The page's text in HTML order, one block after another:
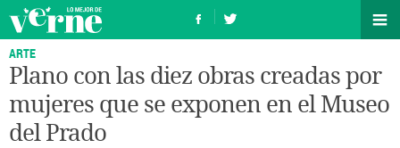
ARTE
Plano con las diez obras creadas por
mujeres que se exponen en el Museo
del Prado